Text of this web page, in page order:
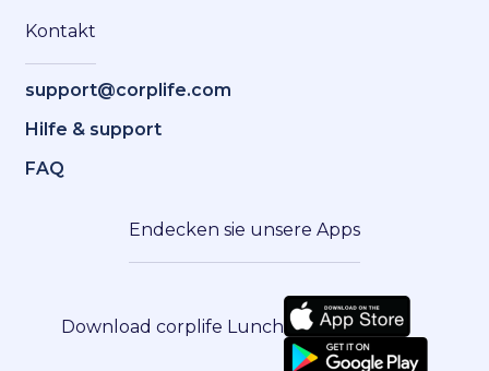
Kontakt
support@corplife.com
Hilfe & support
FAQ
Endecken sie unsere Apps
Download corplife Lunch